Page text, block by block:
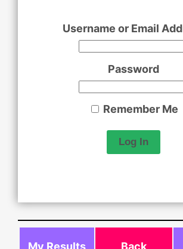
Username or Email
Password
Remember Me
My Results Back